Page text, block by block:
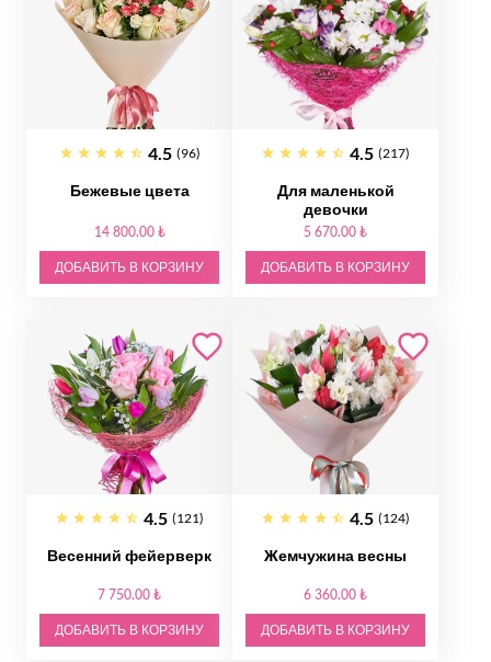
4.5 (96)
Бежевые цвета
14 800.00 ₺
ДОБАВИТЬ В КОРЗИНУ
4.5 (217)
Для маленькой
девочки
5 670.00 ₺
ДОБАВИТЬ В КОРЗИНУ
4.5 (121)
Весенний фейерверк
7 750.00 ₺
ДОБАВИТЬ В КОРЗИНУ
4.5 (124)
Жемчужина весны
6 360.00 ₺
ДОБАВИТЬ В КОРЗИНУ